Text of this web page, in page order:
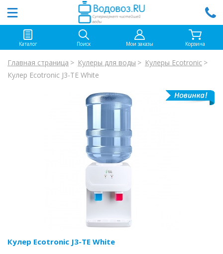
Каталог Поиск Мои заказы Корзина
Главная страница Кулеры для воды
Кулеры Ecotronic
Кулер Ecotronic J3-TE White
Кулер Ecotronic J3-TE White